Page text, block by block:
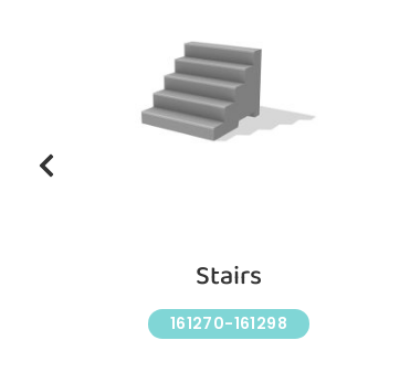
Stairs
161270-161298